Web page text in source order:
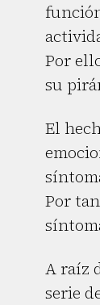
Por
su
El
Por
A raíz
serie